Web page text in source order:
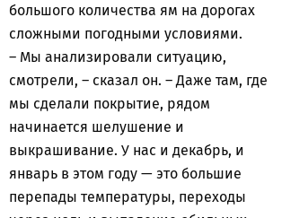
большого количества ям на дорогах
сложными погодными условиями.
– Мы анализировали ситуацию,
смотрели, – сказал он. – Даже там, где
мы сделали покрытие, рядом
начинается шелушение и
выкрашивание. У нас и декабрь, и
январь в этом году — это большие
перепады температуры, переходы